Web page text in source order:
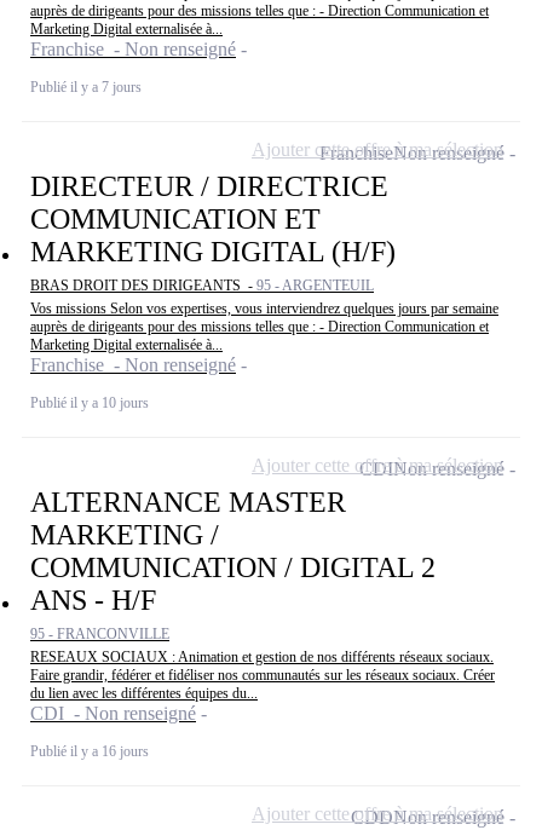
auprès de dirigeants pour des missions telles que : - Direction Communication et
Marketing Digital externalisée à...
Franchise - Non renseigné
Publié il y a 7 jours
DIRECTEUR / DIRECTRICE
COMMUNICATION ET
MARKETING DIGITAL (H/F)
BRAS DROIT DES DIRIGEANTS - 95 - ARGENTEUIL
Vos missions Selon vos expertises, vous interviendrez quelques jours par semaine
auprès de dirigeants pour des missions telles que : - Direction Communication et
Marketing Digital externalisée à...
Franchise - Non renseigné
Publié il y a 10 jours
FranchiseNon renseigné
Ajouter cette offre à ma sélection
ALTERNANCE MASTER
MARKETING /
COMMUNICATION / DIGITAL 2
ANS - H/F
95 - FRANCONVILLE
RESEAUX SOCIAUX : Animation et gestion de nos différents réseaux sociaux.
Faire grandir, fédérer et fidéliser nos communautés sur les réseaux sociaux. Créer
du lien avec les différentes équipes du...
CDI - Non renseigné
Publié il y a 16 jours
CDINon renseigné
Ajouter cette offre à ma sélection
CDDNon renseigné
Ajouter cette offre à ma sélection